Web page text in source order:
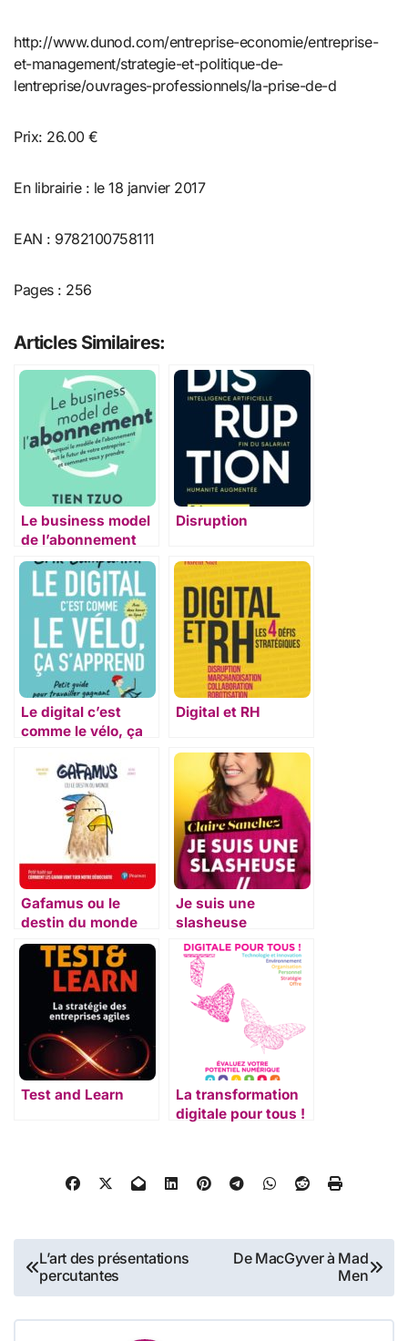
http://www.dunod.com/entreprise-economie/entreprise-
et-management/strategie-et-politique-de-
lentreprise/ouvrages-professionnels/la-prise-de-d
Prix: 26.00 €
En librairie : le 18 janvier 2017
EAN : 9782100758111
Pages : 256
Articles Similaires:
Le business model
de l’abonnement
Disruption
Le digital c’est
comme le vélo, ça
Digital et RH
Gafamus ou le
destin du monde
Je suis une
slasheuse
Test and Learn
La transformation
digitale pour tous !
Navigation
l’article
L’art des présentations
percutantes
De MacGyver à Mad
Men